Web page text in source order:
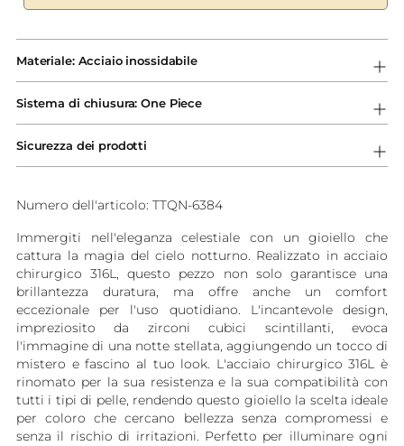
prodotto
al
carrello...
Materiale: Acciaio inossidabile
Sistema di chiusura: One Piece
Sicurezza dei prodotti
Numero dell'articolo: TTQN-6384
Immergiti nell'eleganza celestiale con un gioiello che
cattura la magia del cielo notturno. Realizzato in acciaio
chirurgico 316L, questo pezzo non solo garantisce una
brillantezza duratura, ma offre anche un comfort
eccezionale per l'uso quotidiano. L'incantevole design,
impreziosito da zirconi cubici scintillanti, evoca
l'immagine di una notte stellata, aggiungendo un tocco di
mistero e fascino al tuo look. L'acciaio chirurgico 316L è
rinomato per la sua resistenza e la sua compatibilità con
tutti i tipi di pelle, rendendo questo gioiello la scelta ideale
per coloro che cercano bellezza senza compromessi e
senza il rischio di irritazioni. Perfetto per illuminare ogni